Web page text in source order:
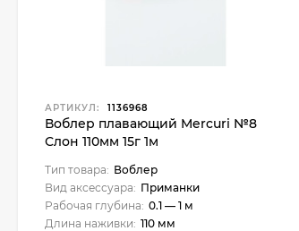
АРТИКУЛ: 1136968
Воблер плавающий Mercuri №8
Слон 110мм 15г 1м
Тип товара: Воблер
Вид аксессуара: Приманки
Рабочая глубина: 0.1 — 1 м
Длина наживки: 110 мм